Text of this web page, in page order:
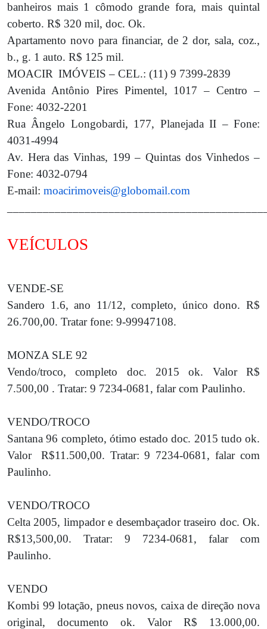
banheiros mais 1 cômodo grande fora, mais quintal
coberto. R$ 320 mil, doc. Ok.
Apartamento novo para financiar, de 2 dor, sala, coz.,
b., g. 1 auto. R$ 125 mil.
MOACIR IMÓVEIS – CEL.: (11) 9 7399-2839
Avenida Antônio Pires Pimentel, 1017 – Centro –
Fone: 4032-2201
Rua Ângelo Longobardi, 177, Planejada II – Fone:
4031-4994
Av. Hera das Vinhas, 199 – Quintas dos Vinhedos –
Fone: 4032-0794
E-mail: moacirimoveis@globomail.com
VEÍCULOS
VENDE-SE
Sandero 1.6, ano 11/12, completo, único dono. R$
26.700,00. Tratar fone: 9-99947108.
MONZA SLE 92
Vendo/troco, completo doc. 2015 ok. Valor R$
7.500,00 . Tratar: 9 7234-0681, falar com Paulinho.
VENDO/TROCO
Santana 96 completo, ótimo estado doc. 2015 tudo ok.
Valor
R$11.500,00. Tratar: 9 7234-0681, falar com
Paulinho.
VENDO/TROCO
Celta 2005, limpador e desembaçador traseiro doc. Ok.
R$13,500,00. Tratar: 9 7234-0681, falar com
Paulinho.
VENDO
Kombi 99 lotação, pneus novos, caixa de direção nova
original, documento ok. Valor R$ 13.000,00.